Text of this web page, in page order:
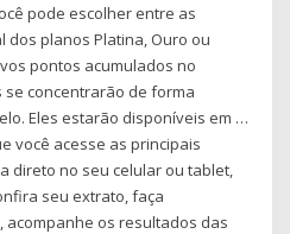
pode escolher entre as
dos planos Platina, Ouro ou
pontos acumulados no
se concentrarão de forma
Eles estarão disponíveis em …
você acesse as principais
direto no seu celular ou tablet,
seu extrato, faça
os resultados das